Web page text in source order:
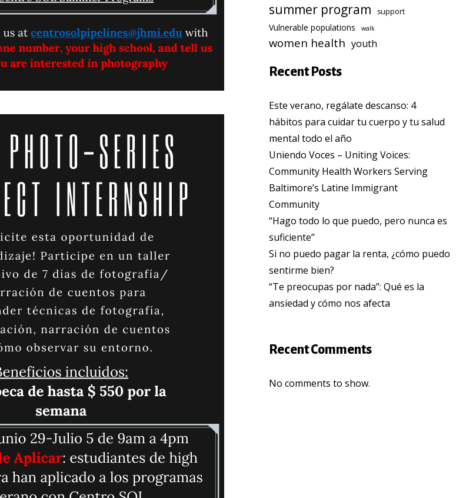
summer program support
Vulnerable populations walk
women health youth
Recent Posts
Este verano, regálate descanso: 4
hábitos para cuidar tu cuerpo y tu salud
mental todo el año
Uniendo Voces – Uniting Voices:
Community Health Workers Serving
Baltimore’s Latine Immigrant
Community
“Hago todo lo que puedo, pero nunca es
suficiente”
Si no puedo pagar la renta, ¿cómo puedo
sentirme bien?
“Te preocupas por nada”: Qué es la
ansiedad y cómo nos afecta
Recent Comments
No comments to show.